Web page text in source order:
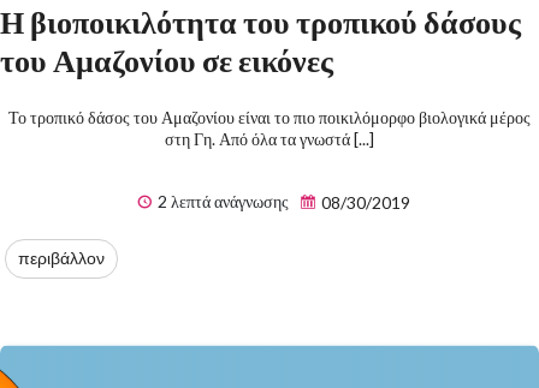
Η βιοποικιλότητα του τροπικού δάσους
του Αμαζονίου σε εικόνες
Το τροπικό δάσος του Αμαζονίου είναι το πιο ποικιλόμορφο βιολογικά μέρος
στη Γη. Από όλα τα γνωστά [...]
2 λεπτά ανάγνωσης 08/30/2019
περιβάλλον